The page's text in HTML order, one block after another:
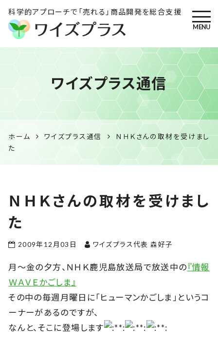
科学的アプローチで「売れる」商品開発を総合支援
ワイズプラス｜鹿児島の特産
品開発・HACCP衛生管理・食
品表示の専門コンサル
MENU
ワイズプラス通信
ホーム ワイズプラス通信
ＮＨＫさんの取材を受けまし
た
ＮＨＫさんの取材を受けまし
た
2009年12月03日 ワイズプラス代表 森好子
月～金の夕方、ＮＨＫ鹿児島放送局で放送中の『情報
ＷＡＶＥかごしま』
その中の毎週月曜日に「ヒューマンかごしま」というコ
ーナーがあるのですが、
なんと、そこに登場します